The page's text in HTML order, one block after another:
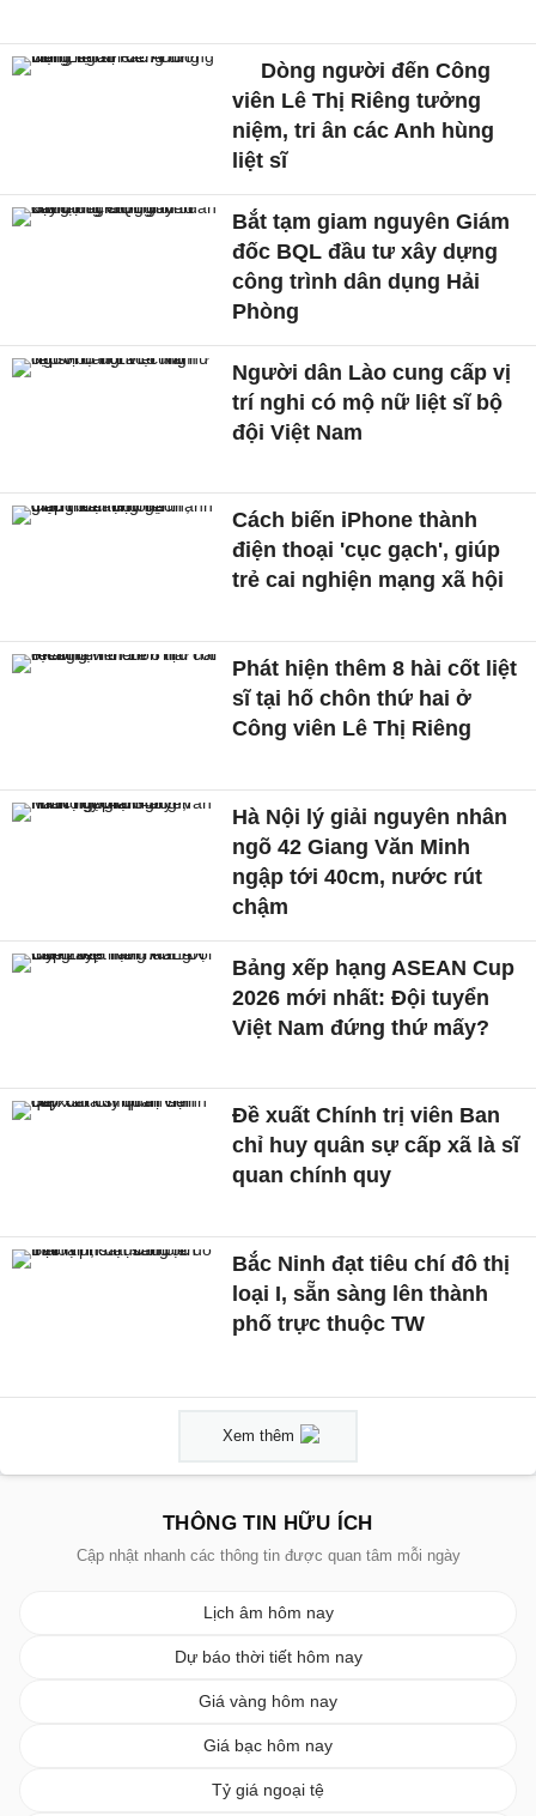
Dòng người đến Công
viên Lê Thị Riêng tưởng
niệm, tri ân các Anh hùng
liệt sĩ
Bắt tạm giam nguyên Giám
đốc BQL đầu tư xây dựng
công trình dân dụng Hải
Phòng
Người dân Lào cung cấp vị
trí nghi có mộ nữ liệt sĩ bộ
đội Việt Nam
Cách biến iPhone thành
điện thoại 'cục gạch', giúp
trẻ cai nghiện mạng xã hội
Phát hiện thêm 8 hài cốt liệt
sĩ tại hố chôn thứ hai ở
Công viên Lê Thị Riêng
Hà Nội lý giải nguyên nhân
ngõ 42 Giang Văn Minh
ngập tới 40cm, nước rút
chậm
Bảng xếp hạng ASEAN Cup
2026 mới nhất: Đội tuyển
Việt Nam đứng thứ mấy?
Đề xuất Chính trị viên Ban
chỉ huy quân sự cấp xã là sĩ
quan chính quy
Bắc Ninh đạt tiêu chí đô thị
loại I, sẵn sàng lên thành
phố trực thuộc TW
Xem thêm
THÔNG TIN HỮU ÍCH
Cập nhật nhanh các thông tin được quan tâm mỗi ngày
Lịch âm hôm nay
Dự báo thời tiết hôm nay
Giá vàng hôm nay
Giá bạc hôm nay
Tỷ giá ngoại tệ